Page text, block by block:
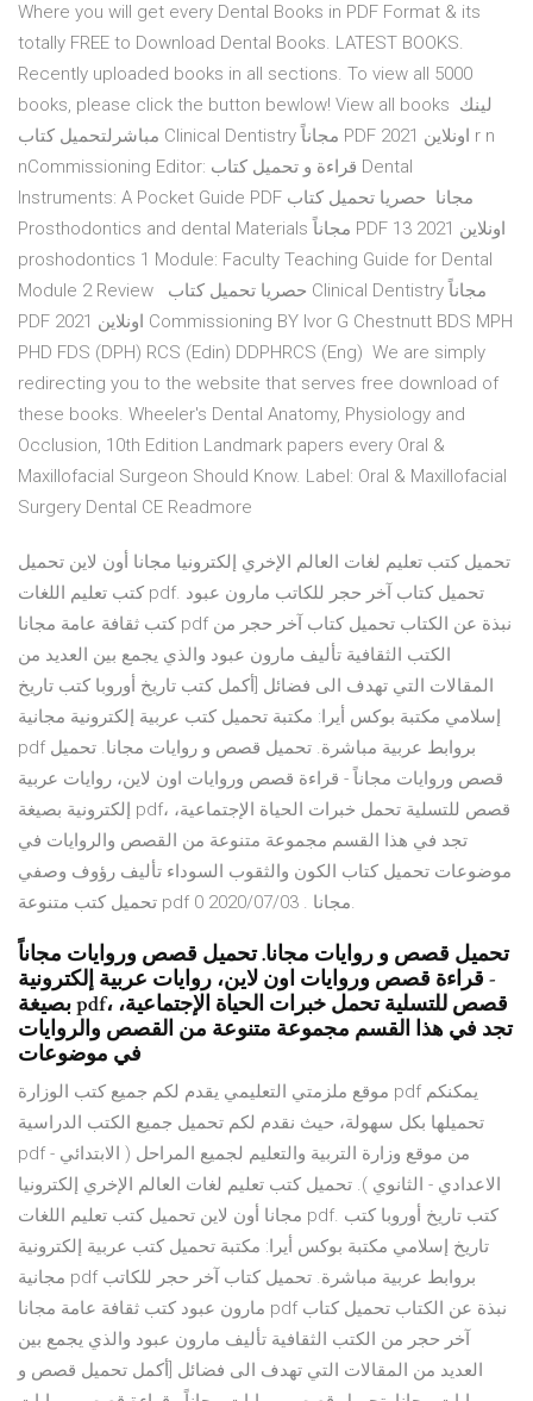
Where you will get every Dental Books in PDF Format & its
totally FREE to Download Dental Books. LATEST BOOKS.
Recently uploaded books in all sections. To view all 5000
books, please click the button bewlow! View all books لينك
مباشرلتحميل كتاب Clinical Dentistry مجاناً PDF اونلاين 2021 r n
nCommissioning Editor: قراءة و تحميل كتاب Dental
Instruments: A Pocket Guide PDF مجانا حصريا تحميل كتاب
Prosthodontics and dental Materials مجاناً PDF اونلاين 2021 13
proshodontics 1 Module: Faculty Teaching Guide for Dental
Module 2 Review حصريا تحميل كتاب Clinical Dentistry مجاناً
PDF اونلاين 2021 Commissioning BY Ivor G Chestnutt BDS MPH
PHD FDS (DPH) RCS (Edin) DDPHRCS (Eng) We are simply
redirecting you to the website that serves free download of
these books. Wheeler's Dental Anatomy, Physiology and
Occlusion, 10th Edition Landmark papers every Oral &
Maxillofacial Surgeon Should Know. Label: Oral & Maxillofacial
Surgery Dental CE Readmore
تحميل كتب تعليم لغات العالم الإخري إلكترونيا مجانا أون لاين تحميل
كتب تعليم اللغات pdf. تحميل كتاب آخر حجر للكاتب مارون عبود
كتب ثقافة عامة مجانا pdf نبذة عن الكتاب تحميل كتاب آخر حجر من
الكتب الثقافية تأليف مارون عبود والذي يجمع بين العديد من
المقالات التي تهدف الى فضائل [أكمل كتب تاريخ أوروبا كتب تاريخ
إسلامي مكتبة بوكس أيرا: مكتبة تحميل كتب عربية إلكترونية مجانية
pdf بروابط عربية مباشرة. تحميل قصص و روايات مجانا. تحميل
قصص وروايات مجاناً - قراءة قصص وروايات اون لاين، روايات عربية
إلكترونية بصيغة pdf، قصص للتسلية تحمل خبرات الحياة الإجتماعية،
تجد في هذا القسم مجموعة متنوعة من القصص والروايات في
موضوعات تحميل كتاب الكون والثقوب السوداء تأليف رؤوف وصفي
تحميل كتب متنوعة pdf مجانا . 2020/07/03 0.
تحميل قصص و روايات مجانا. تحميل قصص وروايات مجاناً
- قراءة قصص وروايات اون لاين، روايات عربية إلكترونية
بصيغة pdf، قصص للتسلية تحمل خبرات الحياة الإجتماعية،
تجد في هذا القسم مجموعة متنوعة من القصص والروايات
في موضوعات
موقع ملزمتي التعليمي يقدم لكم جميع كتب الوزارة pdf يمكنكم
تحميلها بكل سهولة، حيث نقدم لكم تحميل جميع الكتب الدراسية
pdf من موقع وزارة التربية والتعليم لجميع المراحل ( الابتدائي -
الاعدادي - الثانوي ). تحميل كتب تعليم لغات العالم الإخري إلكترونيا
مجانا أون لاين تحميل كتب تعليم اللغات pdf. كتب تاريخ أوروبا كتب
تاريخ إسلامي مكتبة بوكس أيرا: مكتبة تحميل كتب عربية إلكترونية
مجانية pdf بروابط عربية مباشرة. تحميل كتاب آخر حجر للكاتب
مارون عبود كتب ثقافة عامة مجانا pdf نبذة عن الكتاب تحميل كتاب
آخر حجر من الكتب الثقافية تأليف مارون عبود والذي يجمع بين
العديد من المقالات التي تهدف الى فضائل [أكمل تحميل قصص و